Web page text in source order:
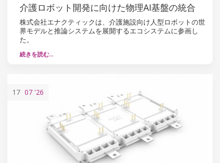
介護ロボット開発に向けた物理AI基盤の統合
株式会社エナクティックは、介護施設向け人型ロボットの世
界モデルと推論システムを展開するエコシステムに参画し
た。
続きを読む…
17 07 '26